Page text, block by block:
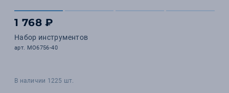
1 768 ₽
Набор инструментов
арт. MO6756-40
В наличии 1225 шт.